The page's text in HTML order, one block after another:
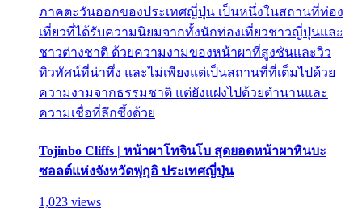
ภาคตะวันออกของประเทศญี่ปุ่น เป็นหนึ่งในสถานที่ท่อง
เที่ยวที่ได้รับความนิยมจากทั้งนักท่องเที่ยวชาวญี่ปุ่นและ
ชาวต่างชาติ ด้วยความงามของหน้าผาที่สูงชันและวิว
ทิวทัศน์ที่น่าทึ่ง และไม่เพียงแต่เป็นสถานที่ที่เต็มไปด้วย
ความงามจากธรรมชาติ แต่ยังแฝงไปด้วยตำนานและ
ความเชื่อที่ลึกซึ้งด้วย
Tojinbo Cliffs | หน้าผาโทจินโบ สุดยอดหน้าผาหินบะ
ซอลต์แห่งจังหวัดฟุกุอิ ประเทศญี่ปุ่น
1,023 views